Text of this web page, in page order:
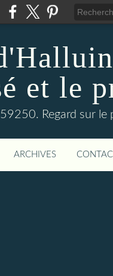
et le
Regard sur le
ARCHIVES